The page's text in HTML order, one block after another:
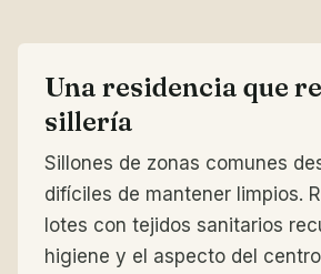
Una residencia que
sillería
Sillones de zonas comunes
difíciles de mantener limpios.
lotes con tejidos sanitarios
higiene y el aspecto del